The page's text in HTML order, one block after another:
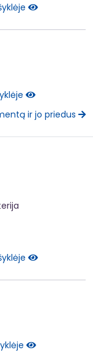
ir jo priedus